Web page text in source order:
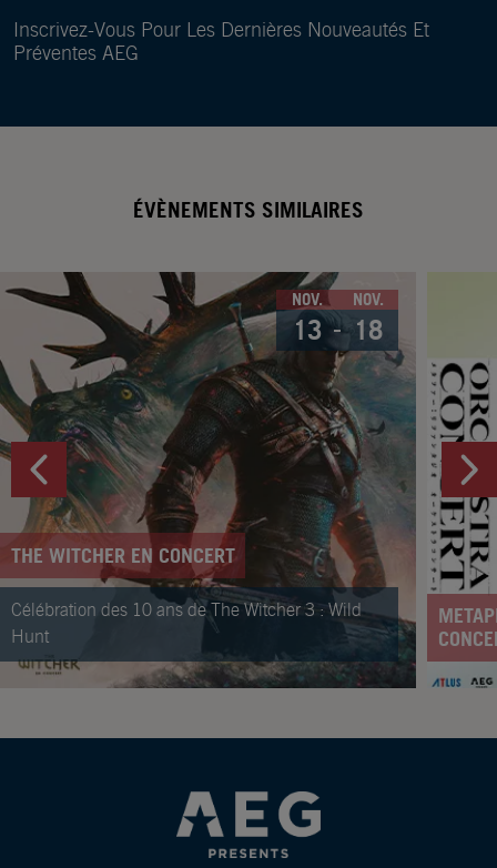
Inscrivez-Vous Pour Les Dernières Nouveautés Et
Préventes AEG
ÉVÈNEMENTS SIMILAIRES
THE WITCHER EN CONCERT
Célébration des 10 ans de The Witcher 3 : Wild
Hunt
NOV.
13
NOV.
18